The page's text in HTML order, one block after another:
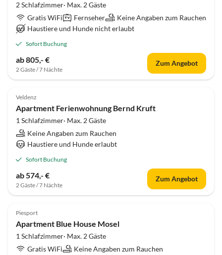
2 Schlafzimmer· Max. 2 Gäste
Gratis WiFi
Fernseher
Keine Angaben zum Rauchen
Haustiere und Hunde nicht erlaubt
Sofort Buchung
ab 805,- €
2 Gäste / 7 Nächte
Zum Angebot
Veldenz
Apartment Ferienwohnung Bernd Kruft
1 Schlafzimmer· Max. 2 Gäste
Keine Angaben zum Rauchen
Haustiere und Hunde erlaubt
Sofort Buchung
ab 574,- €
2 Gäste / 7 Nächte
Zum Angebot
Piesport
Apartment Blue House Mosel
1 Schlafzimmer· Max. 2 Gäste
Gratis WiFi
Keine Angaben zum Rauchen